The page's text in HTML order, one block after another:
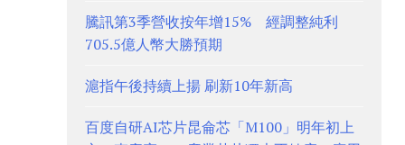
騰訊第3季營收按年增15% 經調整純利
705.5億人幣大勝預期
滬指午後持續上揚 刷新10年新高
百度自研AI芯片昆侖芯「M100」明年初上